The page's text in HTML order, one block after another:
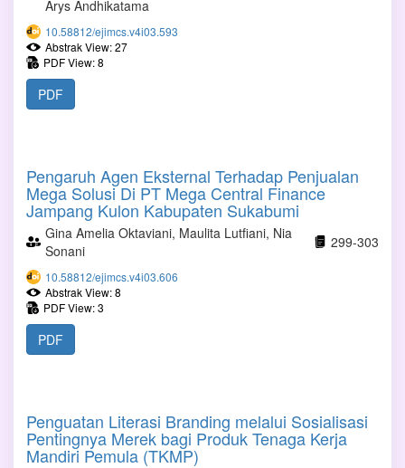
Arys Andhikatama
10.58812/ejimcs.v4i03.593
Abstrak View: 27
PDF View: 8
PDF
Pengaruh Agen Eksternal Terhadap Penjualan
Mega Solusi Di PT Mega Central Finance
Jampang Kulon Kabupaten Sukabumi
Gina Amelia Oktaviani, Maulita Lutfiani, Nia
Sonani
299-303
10.58812/ejimcs.v4i03.606
Abstrak View: 8
PDF View: 3
PDF
Penguatan Literasi Branding melalui Sosialisasi
Pentingnya Merek bagi Produk Tenaga Kerja
Mandiri Pemula (TKMP)